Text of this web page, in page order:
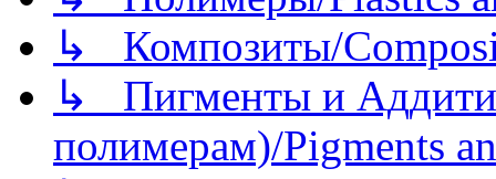
↳ Композиты/
↳ Пигменты и
полимерам)/Pigments